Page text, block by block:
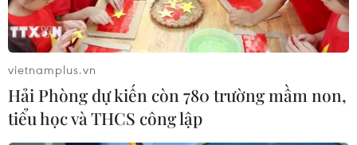
Sửa đổi Luật Dầu khí: Phân cấp,
phân quyền nhưng phải kiểm soát
Giải quyết khó khăn, vướng mắc
vietnamplus.vn
Hải Phòng dự kiến còn 780 trường mầm non,
tiểu học và THCS công lập